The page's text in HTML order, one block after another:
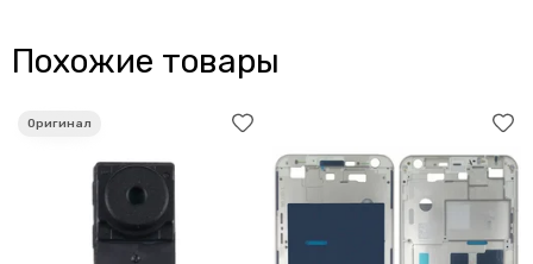
Похожие товары